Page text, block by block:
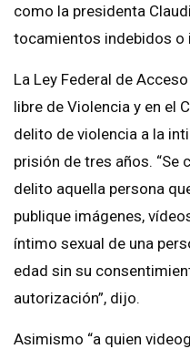
como la presidenta
tocamientos indebidos o
La Ley Federal de
libre de Violencia y en el
delito de violencia a la
prisión de tres años. “Se
delito aquella persona
publique imágenes,
íntimo sexual de una
edad sin su
autorización”, dijo.
Asimismo “a quien